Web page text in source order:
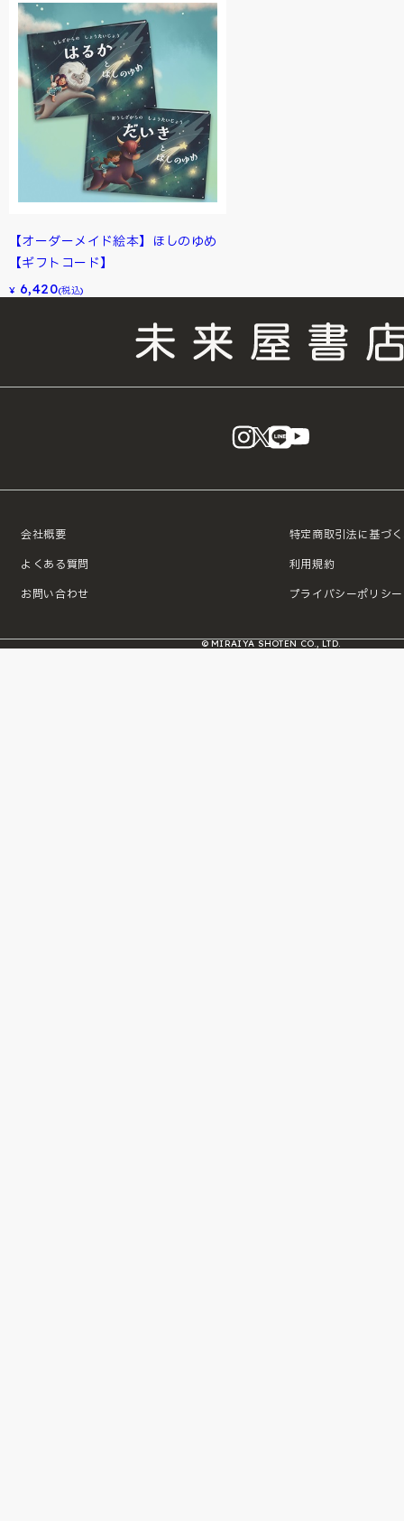
【オーダーメイド絵本】ほしのゆめ
【ギフトコード】
¥ 6,420(税込)
instagram
X LINE
会社概要
よくある質問
お問い合わせ
特定商取引法に基づ
利用規約
プライバシーポリシー
© MIRAIYA SHOTEN CO., LTD.